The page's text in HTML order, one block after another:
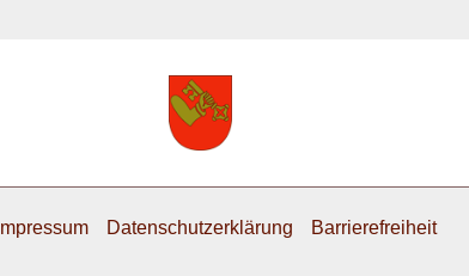
Impressum Datenschutzerklärung Barrierefreiheit